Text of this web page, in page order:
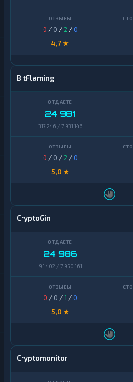
0 / 0 / 2 /0
4,7 ★
BitFlaming
24 981
317 246 / 7 931 146
0 / 0 / 2 /0
5,0 ★
CryptoGin
24 986
95 402 / 7 950 161
0 / 0 /1 /0
5,0 ★
Cryptomonitor